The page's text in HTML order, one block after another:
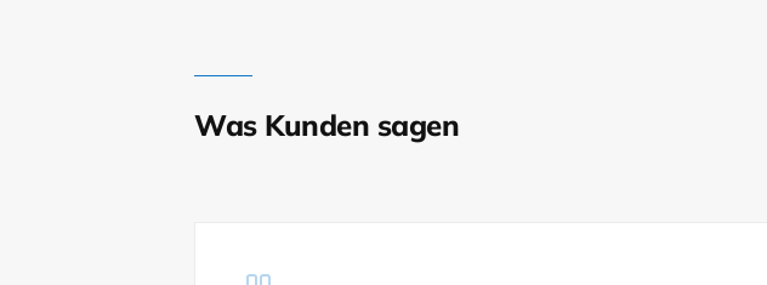
Was Kunden sagen